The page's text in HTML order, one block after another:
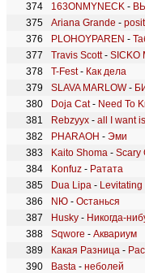
163ONMYNECK -
Ariana Grande -
PLOHOYPAREN -
Travis Scott- SICKO
T-Fest- Как дела
SLAVA MARLOW-
Doja Cat- Need To
Rebzyyx - all I want
PHARAOH - Эми
Kaito Shoma - Scary
Konfuz - Ратата
Dua Lipa - Levitating
NЮ - Останься
Husky - Никогда-
Sqwore - Аквариум
Какая Разница -
Basta - неболей